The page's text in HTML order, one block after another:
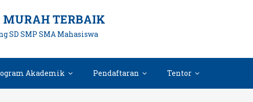
MURAH TERBAIK
SD SMP SMA Mahasiswa
Akademik Pendaftaran Tentor